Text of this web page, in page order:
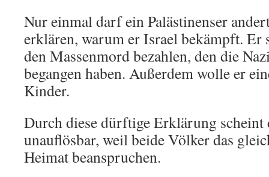
Nur einmal darf ein Palästinenser
erklären, warum er Israel bekämpft.
den Massenmord bezahlen, den die
begangen haben. Außerdem wolle er
Kinder.
Durch diese dürftige Erklärung
unauflösbar, weil beide Völker das
Heimat beanspruchen.